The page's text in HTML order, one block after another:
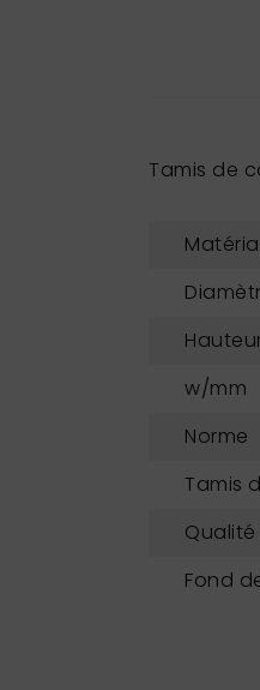
Tamis de
w/mm
Norme
Tamis
Qualité
Fond